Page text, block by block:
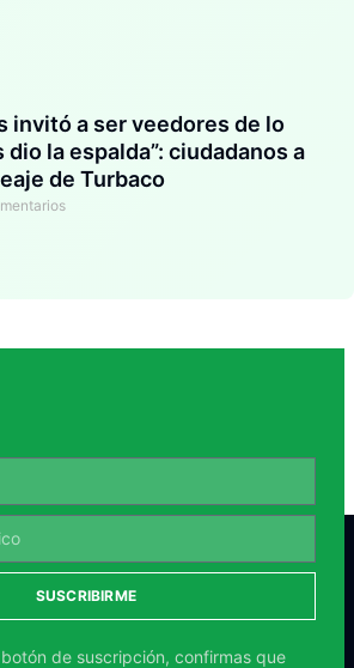
invitó a ser veedores de lo
la espalda”: ciudadanos a
de Turbaco
SUSCRIBIRME
de suscripción, confirmas que